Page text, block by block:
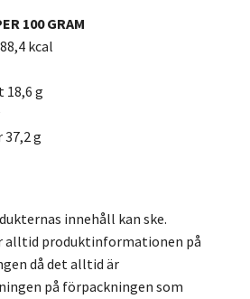
100 GRAM
kcal
g
g
innehåll kan ske.
alltid produktinformationen på
då det alltid är
på förpackningen som